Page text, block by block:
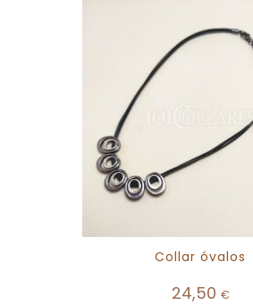
Collar óvalos
24,50 €